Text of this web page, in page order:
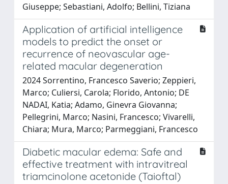
Giuseppe; Sebastiani, Adolfo; Bellini, Tiziana
Application of artificial intelligence
models to predict the onset or
recurrence of neovascular age-
related macular degeneration
2024 Sorrentino, Francesco Saverio; Zeppieri,
Marco; Culiersi, Carola; Florido, Antonio; DE
NADAI, Katia; Adamo, Ginevra Giovanna;
Pellegrini, Marco; Nasini, Francesco; Vivarelli,
Chiara; Mura, Marco; Parmeggiani, Francesco
Diabetic macular edema: Safe and
effective treatment with intravitreal
triamcinolone acetonide (Taioftal)